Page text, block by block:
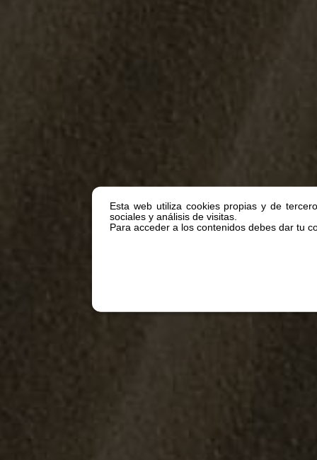
Esta web utiliza cookies propias y de
sociales y análisis de visitas.
Para acceder a los contenidos debes dar tu